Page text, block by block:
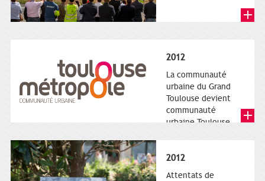
2012
La communauté
urbaine du Grand
Toulouse devient
communauté
urbaine Toulouse
Métropole,
représentant l'anneau
de Moëbius.
2012
Attentats de